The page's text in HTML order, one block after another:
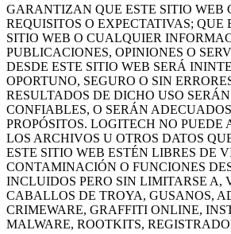
GARANTIZAN QUE ESTE SITIO WEB
REQUISITOS O EXPECTATIVAS; QUE
SITIO WEB O CUALQUIER
PUBLICACIONES, OPINIONES O
DESDE ESTE SITIO WEB SERÁ
OPORTUNO, SEGURO O SIN
RESULTADOS DE DICHO USO SERÁN
CONFIABLES, O SERÁN
PROPÓSITOS. LOGITECH NO PUEDE
LOS ARCHIVOS U OTROS DATOS
ESTE SITIO WEB ESTÉN LIBRES DE
CONTAMINACIÓN O FUNCIONES
INCLUIDOS PERO SIN LIMITARSE A,
CABALLOS DE TROYA, GUSANOS,
CRIMEWARE, GRAFFITI ONLINE,
MALWARE, ROOTKITS,